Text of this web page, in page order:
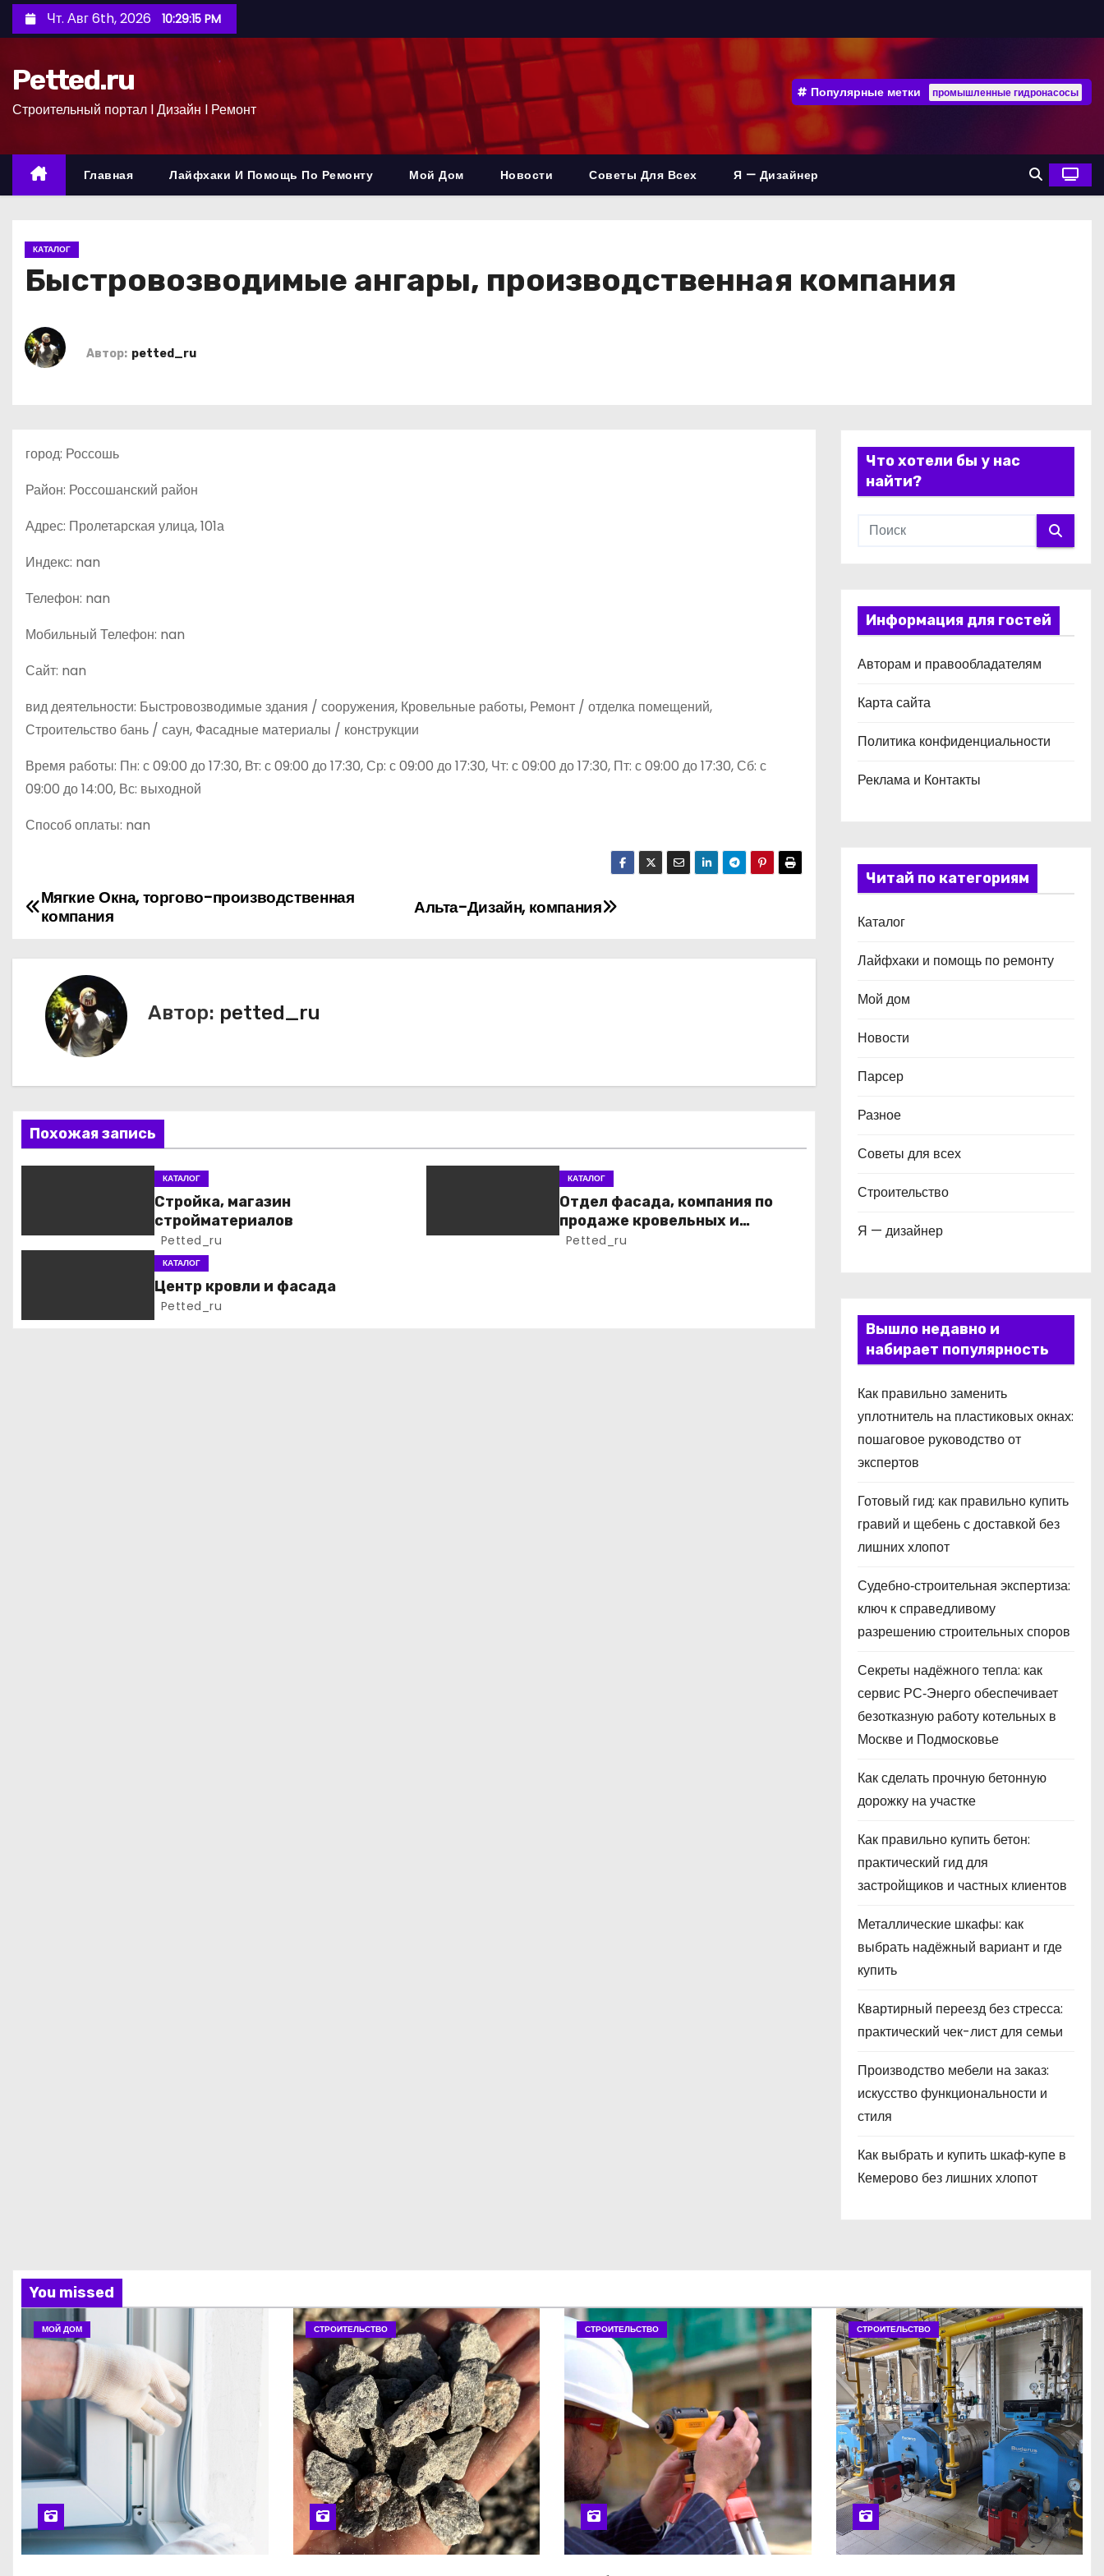
е
с
Чт. Авг 6th, 2026 10:29:15 PM
Petted.ru
Строительный портал l Дизайн l Ремонт
Популярные метки промышленные гидронасосы
Главная Лайфхаки И Помощь По Ремонту Мой Дом Новости Советы Для Всех Я — Дизайнер
КАТАЛОГ
Быстровозводимые ангары, производственная компания
Автор: petted_ru
город: Россошь
Район: Россошанский район
Адрес: Пролетарская улица, 101а
Индекс: nan
Телефон: nan
Мобильный Телефон: nan
Сайт: nan
вид деятельности: Быстровозводимые здания / сооружения, Кровельные работы, Ремонт / отделка помещений,
Строительство бань / саун, Фасадные материалы / конструкции
Время работы: Пн: с 09:00 до 17:30, Вт: с 09:00 до 17:30, Ср: с 09:00 до 17:30, Чт: с 09:00 до 17:30, Пт: с 09:00 до 17:30, Сб: с
09:00 до 14:00, Вс: выходной
Способ оплаты: nan
Н
ц
и
о
а
Альта-Дизайн, компания
Мягкие Окна, торгово-производственная
компания
Автор: petted_ru
Похожая запись
КАТАЛОГ
Стройка, магазин
стройматериалов
Petted_ru
КАТАЛОГ
Отдел фасада, компания по
продаже кровельных и
фасадных материалов
Petted_ru
КАТАЛОГ
Центр кровли и фасада
Petted_ru
Что хотели бы у нас
найти?
Информация для гостей
Авторам и правообладателям
Карта сайта
Политика конфиденциальности
Реклама и Контакты
Читай по категориям
Каталог
Лайфхаки и помощь по ремонту
Мой дом
Новости
Парсер
Разное
Советы для всех
Строительство
Я — дизайнер
Вышло недавно и
набирает популярность
Как правильно заменить
уплотнитель на пластиковых окнах:
пошаговое руководство от
экспертов
Готовый гид: как правильно купить
гравий и щебень с доставкой без
лишних хлопот
Судебно‑строительная экспертиза:
ключ к справедливому
разрешению строительных споров
Секреты надёжного тепла: как
сервис РС‑Энерго обеспечивает
безотказную работу котельных в
Москве и Подмосковье
Как сделать прочную бетонную
дорожку на участке
Как правильно купить бетон:
практический гид для
застройщиков и частных клиентов
Металлические шкафы: как
выбрать надёжный вариант и где
купить
Квартирный переезд без стресса:
практический чек-лист для семьи
Производство мебели на заказ:
искусство функциональности и
стиля
Как выбрать и купить шкаф‑купе в
Кемерово без лишних хлопот
You missed
МОЙ ДОМ СТРОИТЕЛЬСТВО СТРОИТЕЛЬСТВО СТРОИТЕЛЬСТВО